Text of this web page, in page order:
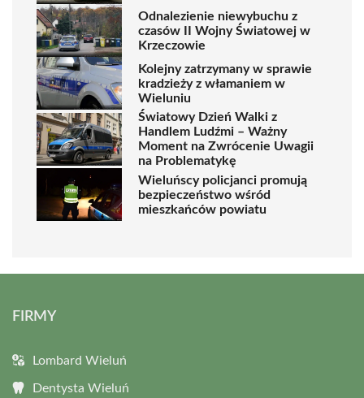
Odnalezienie niewybuchu z
czasów II Wojny Światowej w
Krzeczowie
Kolejny zatrzymany w sprawie
kradzieży z włamaniem w
Wieluniu
Światowy Dzień Walki z
Handlem Ludźmi – Ważny
Moment na Zwrócenie Uwagii
na Problematykę
Wieluńscy policjanci promują
bezpieczeństwo wśród
mieszkańców powiatu
FIRMY
Lombard Wieluń
Dentysta Wieluń